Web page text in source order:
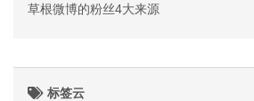
草根微博的粉丝4大来源
标签云